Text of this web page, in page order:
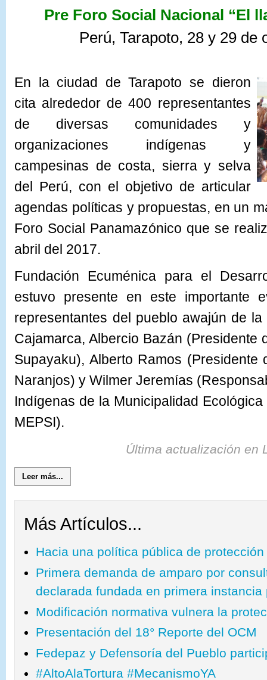
Pre Foro Social Nacional “El
Perú, Tarapoto, 28 y 29 de
En la ciudad de Tarapoto se dieron
cita alrededor de 400 representantes
de diversas comunidades y
organizaciones indígenas y
campesinas de costa, sierra y selva
del Perú, con el objetivo de articular
agendas políticas y propuestas, en un
Foro Social Panamazónico que se
abril del 2017.
Fundación Ecuménica para el
estuvo presente en este importante
representantes del pueblo awajún de
Cajamarca, Albercio Bazán (Presidente
Supayaku), Alberto Ramos (Presidente
Naranjos) y Wilmer Jeremías
Indígenas de la Municipalidad
MEPSI).
Última actualización en
Leer más...
Más Artículos...
Hacia una política pública de
Primera demanda de amparo por
declarada fundada en primera
Modificación normativa vulnera la
Presentación del 18° Reporte del OCM
Fedepaz y Defensoría del Pueblo
‪#‎AltoAlaTortura‬ ‪#‎MecanismoYA‬